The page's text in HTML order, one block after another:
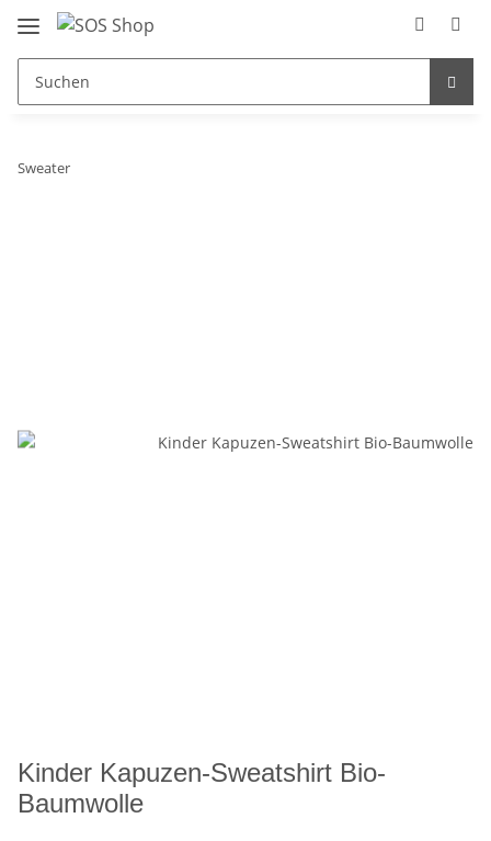
Sweater
Kinder Kapuzen-Sweatshirt Bio-
Baumwolle